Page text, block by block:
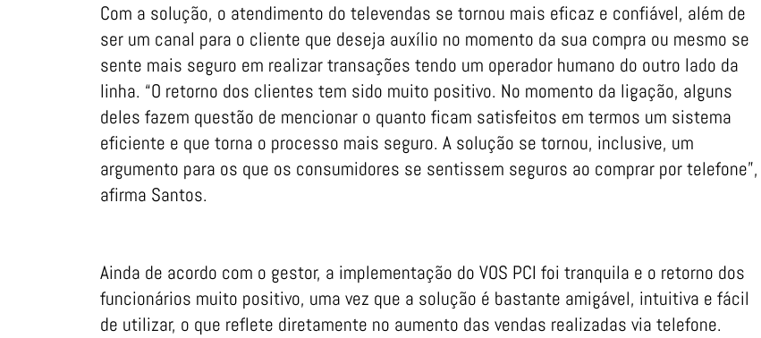
Com a solução, o atendimento do televendas se tornou mais eficaz e confiável, além de
ser um canal para o cliente que deseja auxílio no momento da sua compra ou mesmo se
sente mais seguro em realizar transações tendo um operador humano do outro lado da
linha. “O retorno dos clientes tem sido muito positivo. No momento da ligação, alguns
deles fazem questão de mencionar o quanto ficam satisfeitos em termos um sistema
eficiente e que torna o processo mais seguro. A solução se tornou, inclusive, um
argumento para os que os consumidores se sentissem seguros ao comprar por telefone”,
afirma Santos.
Ainda de acordo com o gestor, a implementação do VOS PCI foi tranquila e o retorno dos
funcionários muito positivo, uma vez que a solução é bastante amigável, intuitiva e fácil
de utilizar, o que reflete diretamente no aumento das vendas realizadas via telefone.